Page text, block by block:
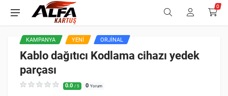
0
Kablo dağıtıcı Kodlama cihazı yedek
parçası
0.0/ 5 0 Yorum
KAMPANYA YENI ORJINAL